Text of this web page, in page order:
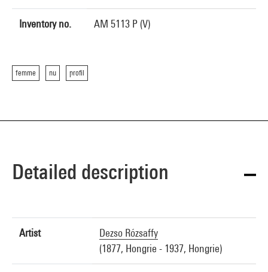
Inventory no. AM 5113 P (V)
femme nu profil
Detailed description
Artist
Dezso Rózsaffy
(1877, Hongrie - 1937, Hongrie)